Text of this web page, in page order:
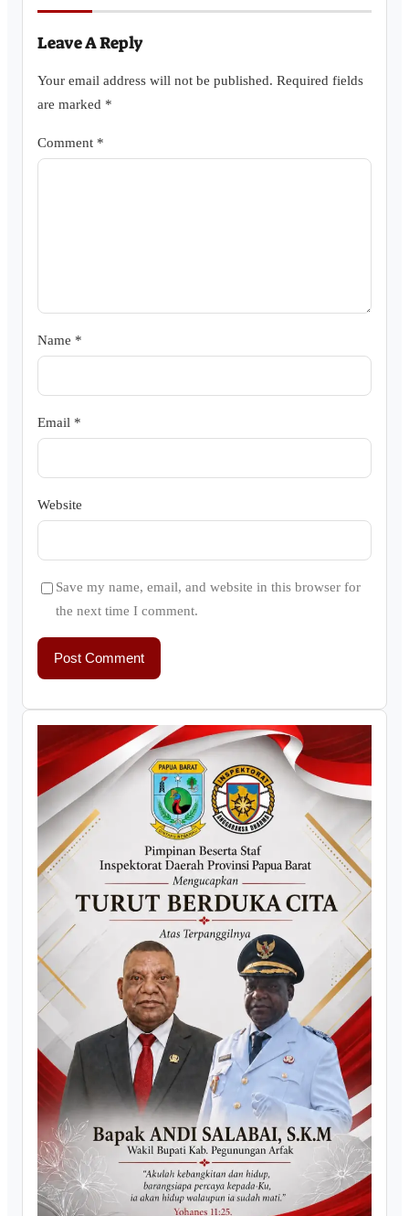
Leave A Reply
Your email address will not be published. Required fields
are marked *
Comment *
Name *
Email *
Website
Save my name, email, and website in this browser for
the next time I comment.